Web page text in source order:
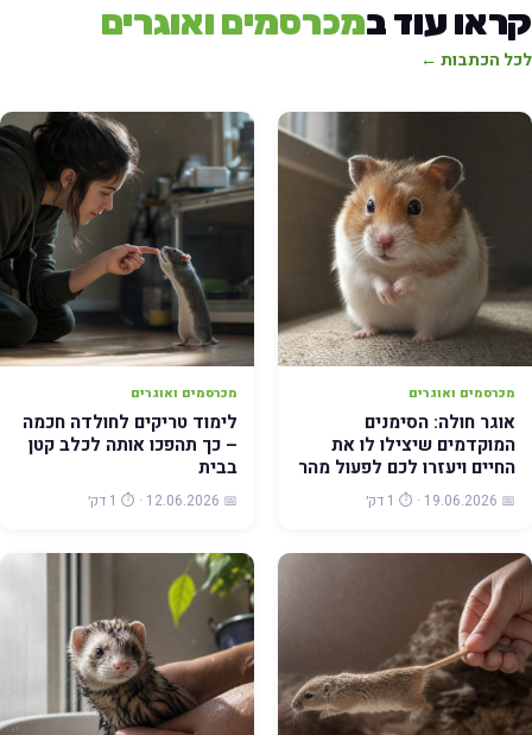
עוד במכרסמים ואוגרים
הכתבות ←
מכרסמים ואוגרים
אוגר חולה: הסימנים
המוקדמים שיצילו לו את
החיים ויעזרו לכם לפעול מהר
📅 19.06.2026 · ⏱️ 1 דק׳
מכרסמים ואוגרים
לימוד טריקים לחולדה חכמה
– כך תהפכו אותה לכלב קטן
בבית
📅 12.06.2026 · ⏱️ 1 דק׳